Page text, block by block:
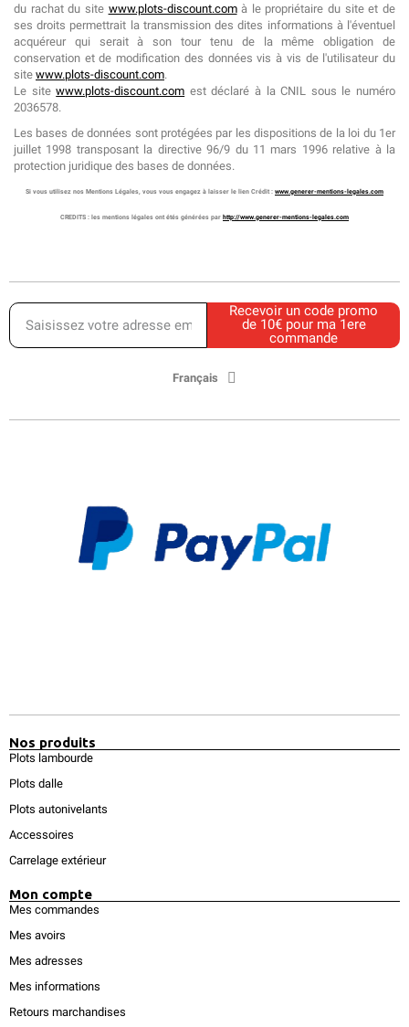
du rachat du site www.plots-discount.comà le propriétaire du site et de
ses droits permettrait la transmission des dites informations à l'éventuel
acquéreur qui serait à son tour tenu de la même obligation de
conservation et de modification des données vis à vis de l'utilisateur du
site www.plots-discount.com.
Le sitewww.plots-discount.com est déclaré à la CNIL sous le numéro
2036578.
Les bases de données sont protégées par les dispositions de la loi du 1er
juillet 1998 transposant la directive 96/9 du 11 mars 1996 relative à la
protection juridique des bases de données.
Si vous utilisez nos Mentions Légales, vous vous engagez à laisser le lien Crédit : www.generer-mentions-legales.com
CREDITS : les mentions légales ont étés générées par http://www.generer-mentions-legales.com
Recevoir un code promo
de 10€ pour ma 1ere
commande
Français
Nos produits
Plots lambourde
Plots dalle
Plots autonivelants
Accessoires
Carrelage extérieur
Mon compte
Mes commandes
Mes avoirs
Mes adresses
Mes informations
Retours marchandises